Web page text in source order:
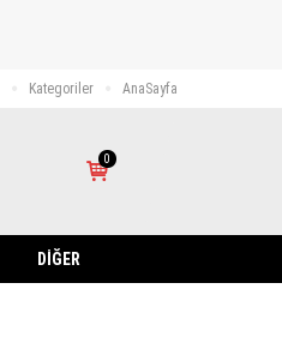
Kategoriler AnaSayfa
0
DIĞER